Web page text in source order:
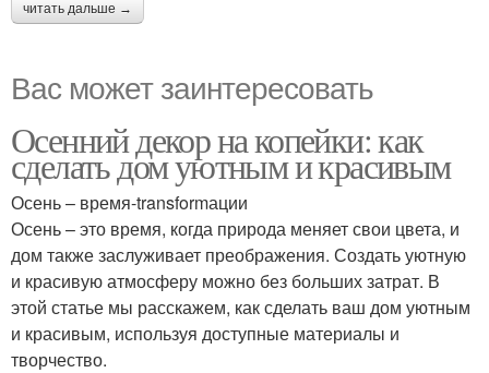
читать дальше →
Вас может заинтересовать
Осенний декор на копейки: как
сделать дом уютным и красивым
Осень – время-transformации
Осень – это время, когда природа меняет свои цвета, и
дом также заслуживает преображения. Создать уютную
и красивую атмосферу можно без больших затрат. В
этой статье мы расскажем, как сделать ваш дом уютным
и красивым, используя доступные материалы и
творчество.